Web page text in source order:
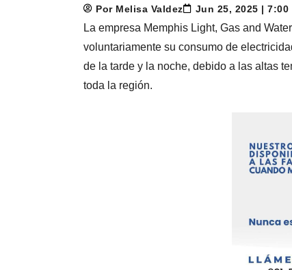
Por Melisa Valdez Jun 25, 2025 | 7:00
La empresa Memphis Light, Gas and
voluntariamente su consumo de
de la tarde y la noche, debido a las altas
toda la región.